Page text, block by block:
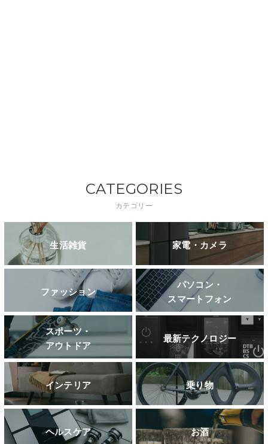
CATEGORIES
カテゴリー
生活雑貨 家電・カメラ
ファッション
パソコン・
スマートフォン
スポーツ・
アウトドア
最新テクノロジー
インテリア 乗り物
ヘルスケア お酒